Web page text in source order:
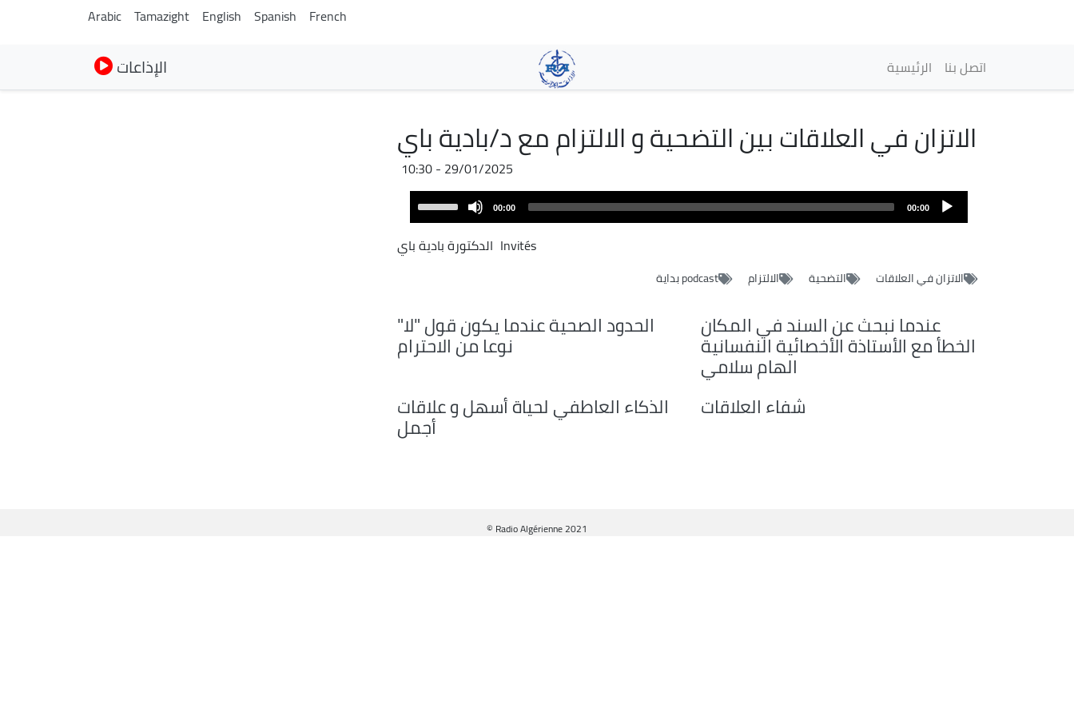
main
content
Arabic Tamazight English Spanish French
الإذاعات Navigation
الرئيسية اتصل بنا
الاتزان في العلاقات بين التضحية و الالتزام مع د/بادية باي
29/01/2025 - 10:30
Fichier
audio
Player
00:00
00:00
keys
decrease
volume.
Invités الدكتورة بادية باي
الاتزان في العلاقات التضحية الالتزام podcast بداية
عندما نبحث عن السند في المكان
الخطأ مع الأستاذة الأخصائية النفسانية
الهام سلامي
الحدود الصحية عندما يكون قول "لا"
نوعا من الاحترام
شفاء العلاقات
الذكاء العاطفي لحياة أسهل و علاقات
أجمل
© Radio Algérienne 2021